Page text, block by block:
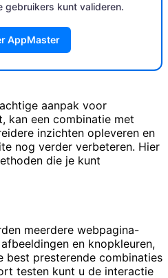
gebruikers kunt valideren.
AppMaster
aanpak voor
kan een combinatie met
inzichten opleveren en
nog verder verbeteren. Hier
die je kunt
meerdere webpagina-
en knopkleuren,
presterende combinaties
testen kunt u de interactie